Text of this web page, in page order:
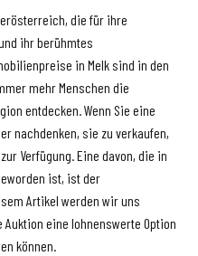
die für ihre
ihr berühmtes
in Melk sind in den
mehr Menschen die
entdecken. Wenn Sie eine
nachdenken, sie zu verkaufen,
Verfügung. Eine davon, die in
ist, ist der
Artikel werden wir uns
eine lohnenswerte Option
können.